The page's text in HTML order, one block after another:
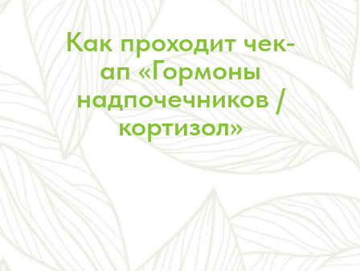
Как проходит чек-
ап «Гормоны
надпочечников /
кортизол»